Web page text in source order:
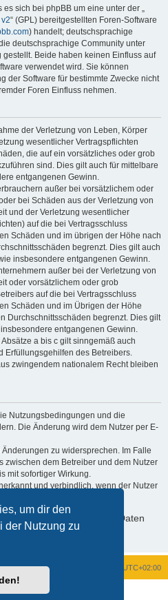
um dir den
der Nutzung zu
es sich bei phpBB um eine unter der „
“ (GPL) bereitgestellten Foren-Software
) handelt; deutschsprachige
deutschsprachige Community unter
gestellt. Beide haben keinen Einfluss auf
verwendet wird. Sie können
der Software für bestimmte Zwecke nicht
Foren Einfluss nehmen.
der Verletzung von Leben, Körper
wesentlicher Vertragspflichten
die auf ein vorsätzliches oder grob
sind. Dies gilt auch für mittelbare
entgangenen Gewinn.
außer bei vorsätzlichem oder
bei Schäden aus der Verletzung von
und der Verletzung wesentlicher
auf die bei Vertragsschluss
Schäden und im übrigen der Höhe nach
begrenzt. Dies gilt auch
insbesondere entgangenen Gewinn.
außer bei der Verletzung von
oder vorsätzlichem oder grob
auf die bei Vertragsschluss
Schäden und im Übrigen der Höhe
Durchschnittsschäden begrenzt. Dies gilt
entgangenen Gewinn.
a bis c gilt sinngemäß auch
Erfüllungsgehilfen des Betreibers.
zwingendem nationalem Recht bleiben
Nutzungsbedingungen und die
Die Änderung wird dem Nutzer per E-
zu widersprechen. Im Falle
zwischen dem Betreiber und dem Nutzer
mit sofortiger Wirkung.
und verbindlich, wenn der Nutzer
mit deinen persönlichen Daten
enthalten.
UTC+02:00
Software © phpBB Limited